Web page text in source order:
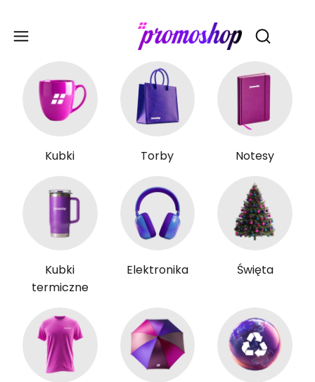
Otwórz
Kubki Torby Notesy
Kubki
termiczne
Elektronika Święta